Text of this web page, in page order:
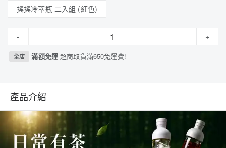
搖搖冷萃瓶 二入組 (紅色)
- +
全店 滿額免運超商取貨滿650免運費!
產品介紹